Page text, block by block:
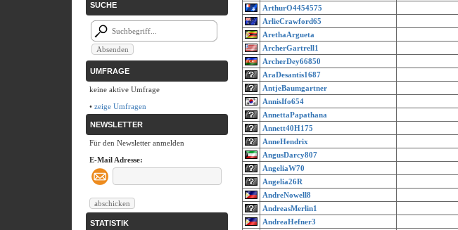
SUCHE
UMFRAGE
keine aktive Umfrage
• zeige Umfragen
NEWSLETTER
Für den Newsletter anmelden
E-Mail Adresse:
STATISTIK
ArthurO4454575
ArlieCrawford65
ArethaArgueta
ArcherGartrell1
ArcherDey66850
AraDesantis1687
AntjeBaumgartner
AnnisIfo654
AnnettaPapathana
Annett40H175
AnneHendrix
AngusDarcy807
AngeliaW70
Angelia26R
AndreNowell8
AndreasMerlin1
AndreaHefner3